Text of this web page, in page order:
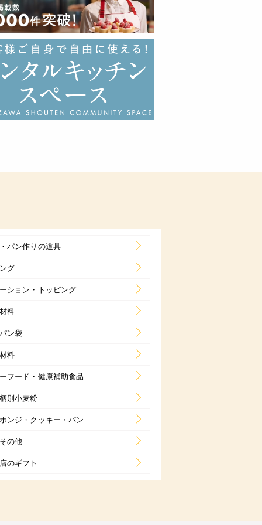
パン作りの道具
グ
ション・トッピング
料
ン袋
料
フード・健康補助食品
別小麦粉
ンジ・クッキー・パン
の他
のギフト